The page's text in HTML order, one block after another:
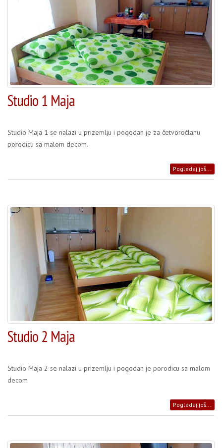
Studio 1 Maja
Studio Maja 1 se nalazi u prizemlju i pogodan je za četvoročlanu
porodicu sa malom decom.
Pogledaj još...
Studio 2 Maja
Studio Maja 2 se nalazi u prizemlju i pogodan je porodicu sa malom
decom
Pogledaj još...